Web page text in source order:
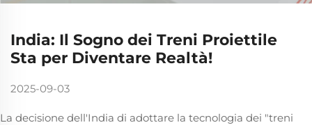
India: Il Sogno dei Treni Proiettile
Sta per Diventare Realtà!
2025-09-03
La decisione dell'India di adottare la tecnologia dei "treni